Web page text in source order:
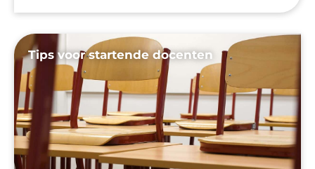
Tips voor startende docenten